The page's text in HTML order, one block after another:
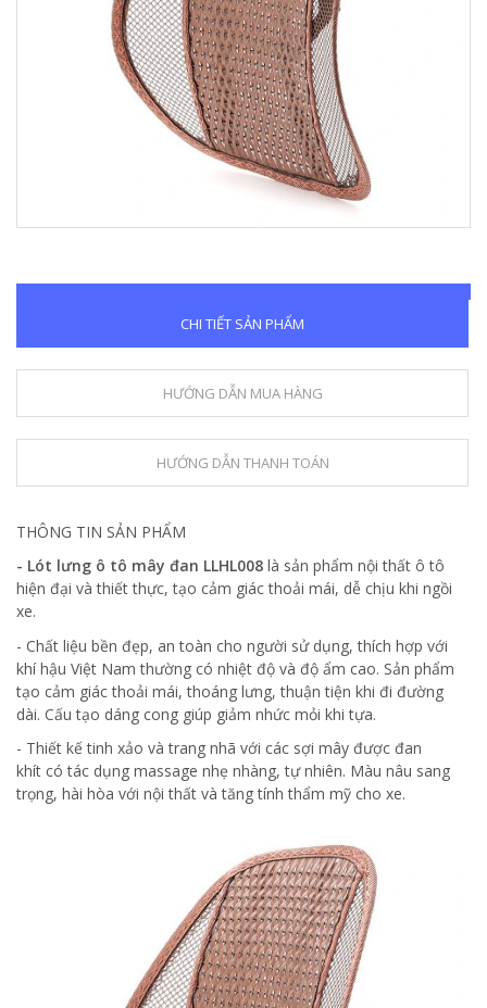
CHI TIẾT SẢN PHẨM
HƯỚNG DẪN MUA HÀNG
HƯỚNG DẪN THANH TOÁN
THÔNG TIN SẢN PHẨM
- Lót lưng ô tô mây đan LLHL008 là sản phẩm nội thất ô tô
hiện đại và thiết thực, tạo cảm giác thoải mái, dễ chịu khi ngồi
xe.
- Chất liệu bền đẹp, an toàn cho người sử dụng, thích hợp với
khí hậu Việt Nam thường có nhiệt độ và độ ẩm cao. Sản phẩm
tạo cảm giác thoải mái, thoáng lưng, thuận tiện khi đi đường
dài. Cấu tạo dáng cong giúp giảm nhức mỏi khi tựa.
- Thiết kế tinh xảo và trang nhã với các sợi mây được đan
khít có tác dụng massage nhẹ nhàng, tự nhiên. Màu nâu sang
trọng, hài hòa với nội thất và tăng tính thẩm mỹ cho xe.